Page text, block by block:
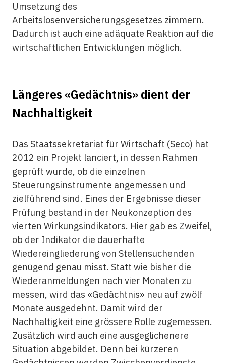
Umsetzung des
Arbeitslosenversicherungsgesetzes zimmern.
Dadurch ist auch eine adäquate Reaktion auf die
wirtschaftlichen Entwicklungen möglich.
Längeres «Gedächtnis» dient der
Nachhaltigkeit
Das Staatssekretariat für Wirtschaft (Seco) hat
2012 ein Projekt lanciert, in dessen Rahmen
geprüft wurde, ob die einzelnen
Steuerungsinstrumente angemessen und
zielführend sind. Eines der Ergebnisse dieser
Prüfung bestand in der Neukonzeption des
vierten Wirkungsindikators. Hier gab es Zweifel,
ob der Indikator die dauerhafte
Wiedereingliederung von Stellensuchenden
genügend genau misst. Statt wie bisher die
Wiederanmeldungen nach vier Monaten zu
messen, wird das «Gedächtnis» neu auf zwölf
Monate ausgedehnt. Damit wird der
Nachhaltigkeit eine grössere Rolle zugemessen.
Zusätzlich wird auch eine ausgeglichenere
Situation abgebildet. Denn bei kürzeren